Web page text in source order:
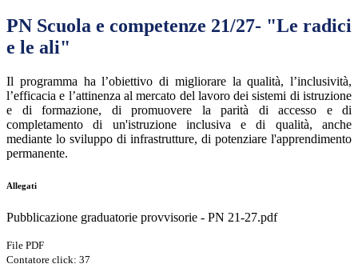
PN Scuola e competenze 21/27- "Le radici
e le ali"
Il programma ha l’obiettivo di migliorare la qualità, l’inclusività,
l’efficacia e l’attinenza al mercato del lavoro dei sistemi di istruzione
e di formazione, di promuovere la parità di accesso e di
completamento di un'istruzione inclusiva e di qualità, anche
mediante lo sviluppo di infrastrutture, di potenziare l'apprendimento
permanente.
Allegati
Pubblicazione graduatorie provvisorie - PN 21-27.pdf
File PDF
Contatore click: 37